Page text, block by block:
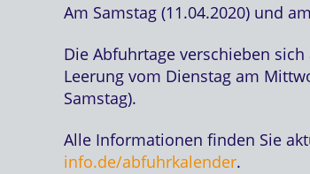
Am Samstag (11.04.2020) und
Die Abfuhrtage verschieben
Leerung vom Dienstag am
Samstag).
Alle Informationen finden Sie
info.de/abfuhrkalender.